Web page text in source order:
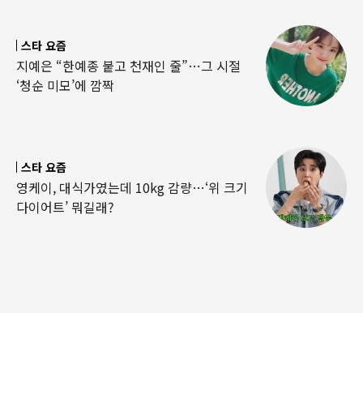
스타 요즘
지예은 “한예종 붙고 천재인 줄”…그 시절
‘청순 미모’에 깜짝
스타 요즘
영케이, 대식가였는데 10kg 감량…‘위 크기
다이어트’ 뭐길래?